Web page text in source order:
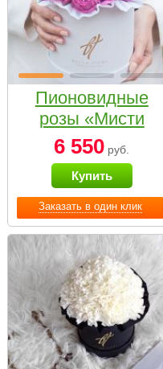
Заказать в один клик
Пионовидные
розы «Мисти
бабблс» в белой
коробке Small
6 550 руб.
Купить